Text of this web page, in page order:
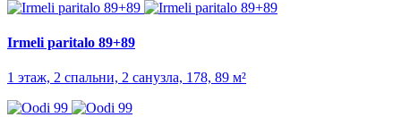
Irmeli paritalo 89+89
1 этаж, 2 спальни, 2 санузла, 178, 89 м²